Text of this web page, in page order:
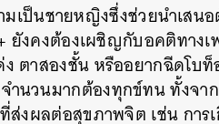
เป็นชายหญิงซึ่งช่วยนำเสน
ยังคงต้องเผชิญกับอคติทา
ตาสองชั้น หรืออยากฉีดโบ
ำนวนมากต้องทุกข์ทน ทั้งจา
งผลต่อสุขภาพจิต เช่น การ